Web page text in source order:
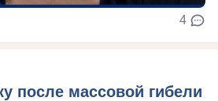
4
после массовой гибели